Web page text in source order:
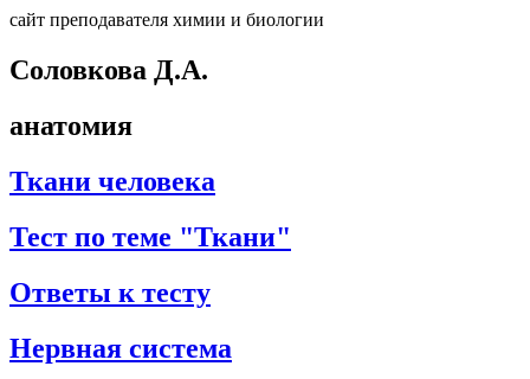
сайт преподавателя химии и биологии
Соловкова Д.А.
анатомия
Ткани человека
Тест по теме "Ткани"
Ответы к тесту
Нервная система